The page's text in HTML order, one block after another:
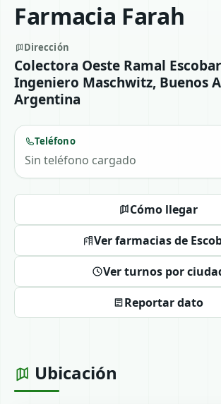
Farmacia Farah
Dirección
Colectora Oeste Ramal
Ingeniero Maschwitz, Buenos
Argentina
Teléfono
Sin teléfono cargado
Cómo llegar
Ver farmacias de
Ver turnos por
Reportar dato
Ubicación